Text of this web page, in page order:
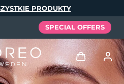
PRODUKTY
SPECIAL OFFERS